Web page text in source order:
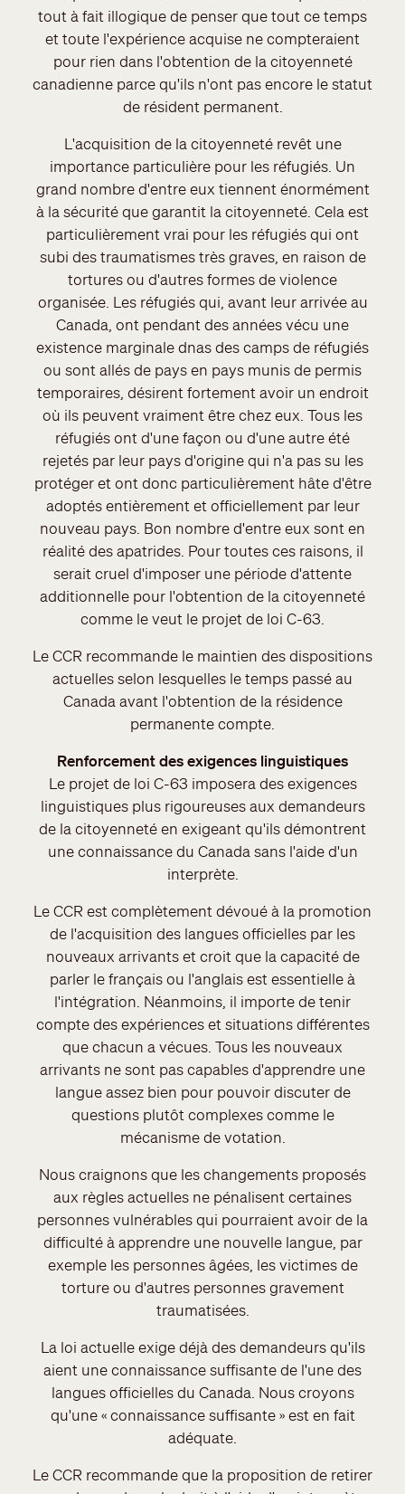
tout à fait illogique de penser que tout ce temps
et toute l'expérience acquise ne compteraient
pour rien dans l'obtention de la citoyenneté
canadienne parce qu'ils n'ont pas encore le statut
de résident permanent.
L'acquisition de la citoyenneté revêt une
importance particulière pour les réfugiés. Un
grand nombre d'entre eux tiennent énormément
à la sécurité que garantit la citoyenneté. Cela est
particulièrement vrai pour les réfugiés qui ont
subi des traumatismes très graves, en raison de
tortures ou d'autres formes de violence
organisée. Les réfugiés qui, avant leur arrivée au
Canada, ont pendant des années vécu une
existence marginale dnas des camps de réfugiés
ou sont allés de pays en pays munis de permis
temporaires, désirent fortement avoir un endroit
où ils peuvent vraiment être chez eux. Tous les
réfugiés ont d'une façon ou d'une autre été
rejetés par leur pays d'origine qui n'a pas su les
protéger et ont donc particulièrement hâte d'être
adoptés entièrement et officiellement par leur
nouveau pays. Bon nombre d'entre eux sont en
réalité des apatrides. Pour toutes ces raisons, il
serait cruel d'imposer une période d'attente
additionnelle pour l'obtention de la citoyenneté
comme le veut le projet de loi C-63.
Le CCR recommande le maintien des dispositions
actuelles selon lesquelles le temps passé au
Canada avant l'obtention de la résidence
permanente compte.
Renforcement des exigences linguistiques
Le projet de loi C-63 imposera des exigences
linguistiques plus rigoureuses aux demandeurs
de la citoyenneté en exigeant qu'ils démontrent
une connaissance du Canada sans l'aide d'un
interprète.
Le CCR est complètement dévoué à la promotion
de l'acquisition des langues officielles par les
nouveaux arrivants et croit que la capacité de
parler le français ou l'anglais est essentielle à
l'intégration. Néanmoins, il importe de tenir
compte des expériences et situations différentes
que chacun a vécues. Tous les nouveaux
arrivants ne sont pas capables d'apprendre une
langue assez bien pour pouvoir discuter de
questions plutôt complexes comme le
mécanisme de votation.
Nous craignons que les changements proposés
aux règles actuelles ne pénalisent certaines
personnes vulnérables qui pourraient avoir de la
difficulté à apprendre une nouvelle langue, par
exemple les personnes âgées, les victimes de
torture ou d'autres personnes gravement
traumatisées.
La loi actuelle exige déjà des demandeurs qu'ils
aient une connaissance suffisante de l'une des
langues officielles du Canada. Nous croyons
qu'une « connaissance suffisante » est en fait
adéquate.
Le CCR recommande que la proposition de retirer